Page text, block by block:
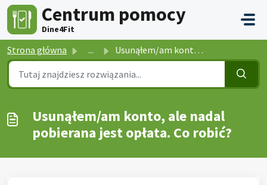
Przejdź do głównej treści
Centrum pomocy
Dine4Fit
Strona główna ... Usunąłem/am konto, ale nadal pobierana jest opłata. Co ro...
Usunąłem/am konto, ale nadal
pobierana jest opłata. Co robić?